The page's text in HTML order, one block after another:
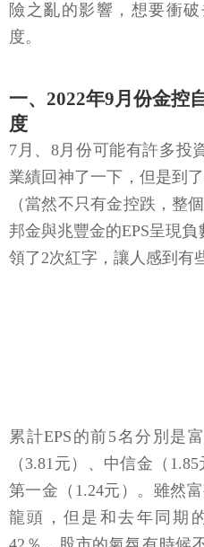
險之亂的影響，想要衝
度。
一、2022年9月份金控
度
7月、8月份可能有許多投
業績回神了一下，但是到
（當然不只有金控跌，整
邦金與兆豐金的EPS呈現
領了2次紅字，讓人感到有
累計EPS的前5名分別是
（3.81元）、中信金（
第一金（1.24元）。雖然
龍頭，但是和去年同期